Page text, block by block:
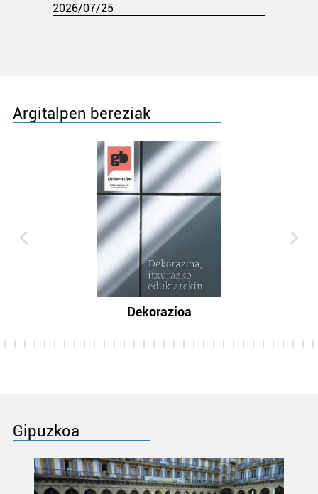
2026/07/25
Argitalpen bereziak
Dekorazioa
Gipuzkoa